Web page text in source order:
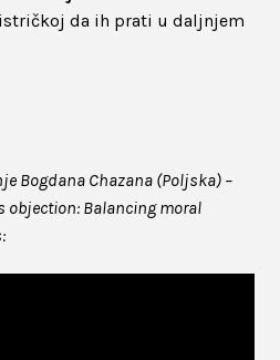
da ih prati u daljnjem
Bogdana Chazana (Poljska) –
Balancing moral